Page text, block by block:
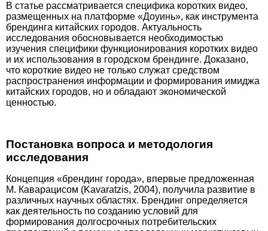
В статье рассматривается специфика коротких видео,
размещенных на платформе «Доуинь», как инструмента
брендинга китайских городов. Актуальность
исследования обосновывается необходимостью
изучения специфики функционирования коротких видео
и их использования в городском брендинге. Доказано,
что короткие видео не только служат средством
распространения информации и формирования имиджа
китайских городов, но и обладают экономической
ценностью.
Постановка вопроса и методология
исследования
Концепция «брендинг города», впервые предложенная
М. Каварацисом (Kavaratzis, 2004), получила развитие в
различных научных областях. Брендинг определяется
как деятельность по созданию условий для
формирования долгосрочных потребительских